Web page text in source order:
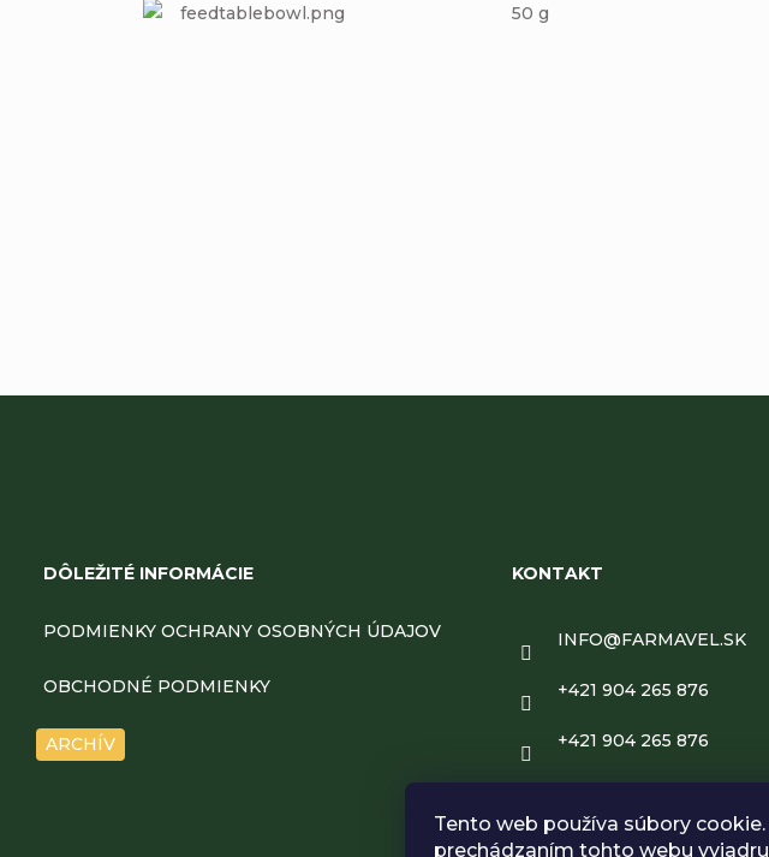
Tento web používa súbory cookie.
prechádzaním tohto webu
50 g
DÔLEŽITÉ INFORMÁCIE
PODMIENKY OCHRANY OSOBNÝCH ÚDAJOV
OBCHODNÉ PODMIENKY
ARCHÍV
KONTAKT
INFO@FARMAVEL.SK
+421 904 265 876
+421 904 265 876
FARMAVEL.SK